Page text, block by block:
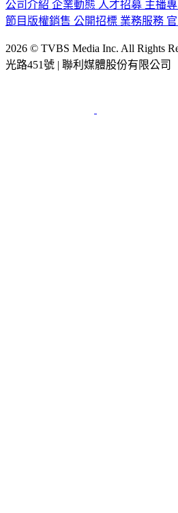
公司介紹 企業動態 人才招募 主播
節目版權銷售 公開招標 業務服務
2026 © TVBS Media Inc. All Rights
光路451號 | 聯利媒體股份有限公司